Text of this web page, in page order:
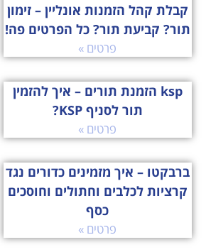
קבלת קהל הזמנות אונליין – זימון
תור? קביעת תור? כל הפרטים פה!
פרטים »
ksp הזמנת תורים – איך להזמין
תור לסניף KSP?
פרטים »
ברבקטו – איך מזמינים כדורים נגד
קרציות לכלבים וחתולים וחוסכים
כסף
פרטים »